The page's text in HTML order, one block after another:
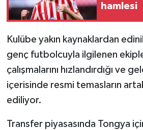
hamlesi
Kulübe yakın kaynaklardan
genç futbolcuyla ilgilenen
çalışmalarını hızlandırdığı ve
içerisinde resmi temasların
ediliyor.
Transfer piyasasında Tongya